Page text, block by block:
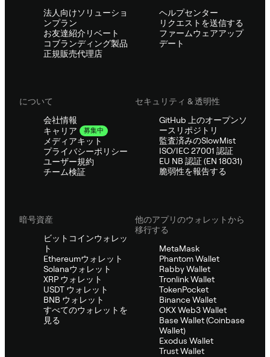
法人向けソリューショ
ンプラン
お友達紹介リベート
コブランディング製品
正規販売代理店
ヘルプセンター
リクエストを送信する
ファームウェアアップ
デート
について
会社情報
キャリア
募集中
メディアキット
プライバシーポリシー
ユーザー規約
チーム検証
セキュリティ & 透明性
GitHub 上のオープンソ
ースリポジトリ
監査済みのSlowMist
ISO/IEC 27001 認証
EU NB 認証 (EN 18031)
脆弱性を報告する
暗号資産
ビットコインウォレッ
ト
Ethereumウォレット
Solanaウォレット
XRP ウォレット
USDT ウォレット
BNB ウォレット
すべてのウォレットを
見る
他のアプリのウォレットから
移行する
MetaMask
Phantom Wallet
Rabby Wallet
Tronlink Wallet
TokenPocket
Binance Wallet
OKX Web3 Wallet
Base Wallet (Coinbase
Wallet)
Exodus Wallet
Trust Wallet